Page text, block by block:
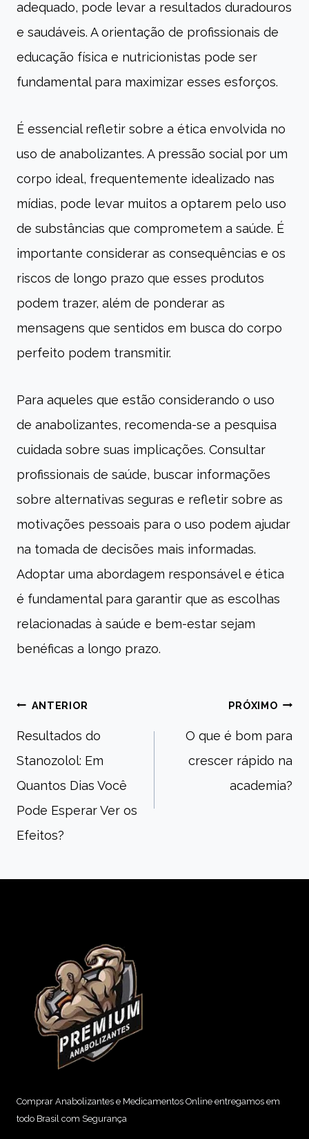
adequado, pode levar a resultados duradouros
e saudáveis. A orientação de profissionais de
educação física e nutricionistas pode ser
fundamental para maximizar esses esforços.
É essencial refletir sobre a ética envolvida no
uso de anabolizantes. A pressão social por um
corpo ideal, frequentemente idealizado nas
mídias, pode levar muitos a optarem pelo uso
de substâncias que comprometem a saúde. É
importante considerar as consequências e os
riscos de longo prazo que esses produtos
podem trazer, além de ponderar as
mensagens que sentidos em busca do corpo
perfeito podem transmitir.
Para aqueles que estão considerando o uso
de anabolizantes, recomenda-se a pesquisa
cuidada sobre suas implicações. Consultar
profissionais de saúde, buscar informações
sobre alternativas seguras e refletir sobre as
motivações pessoais para o uso podem ajudar
na tomada de decisões mais informadas.
Adoptar uma abordagem responsável e ética
é fundamental para garantir que as escolhas
relacionadas à saúde e bem-estar sejam
benéficas a longo prazo.
Navegação
de
Post
ANTERIOR
Resultados do
Stanozolol: Em
Quantos Dias Você
Pode Esperar Ver os
Efeitos?
PRÓXIMO
O que é bom para
crescer rápido na
academia?
Comprar Anabolizantes e Medicamentos Online entregamos em
todo Brasil com Segurança